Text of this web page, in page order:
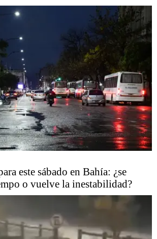
este sábado en Bahía: ¿se
o vuelve la inestabilidad?